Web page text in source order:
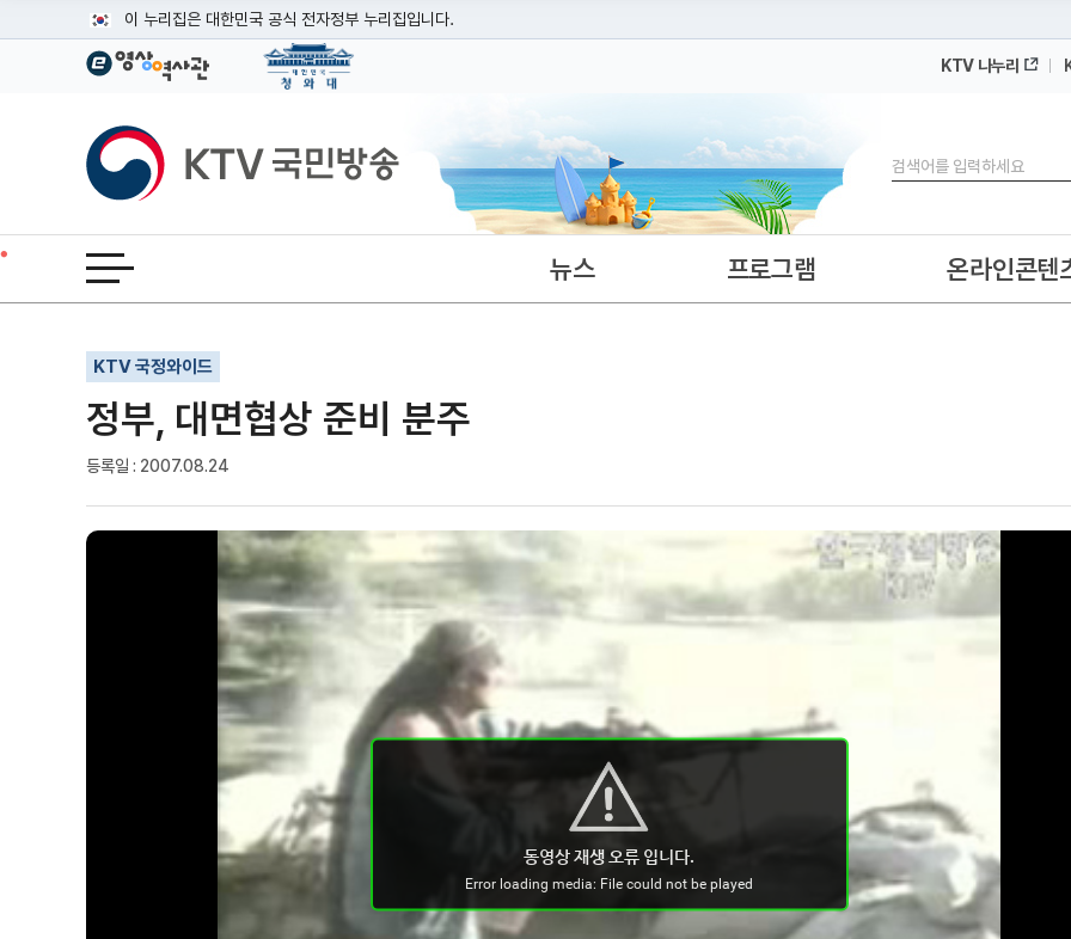
이 누리집은 대한민국 공식 전자정부 누리집입니다.
공식 누리집 주소 확인하기
이밖에 or.kr 또는 .kr등 다른 도메인 주소를 사용하고 있다면 아래 URL에서 도메인 주소를 확인해 보세요
운영중인 공식 누리집보기
KTV 나누리
KTV국민방송
검색
전체메뉴 열기 뉴스 프로그램 온라인콘텐
KTV 국정와이드
정부, 대면협상 준비 분주
등록일 : 2007.08.24
기사인쇄
글자확대
글자축소